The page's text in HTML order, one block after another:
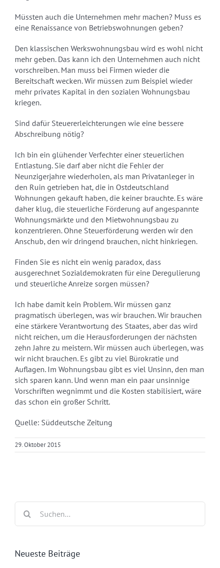
Müssten auch die Unternehmen mehr machen? Muss es
eine Renaissance von Betriebswohnungen geben?
Den klassischen Werkswohnungsbau wird es wohl nicht
mehr geben. Das kann ich den Unternehmen auch nicht
vorschreiben. Man muss bei Firmen wieder die
Bereitschaft wecken. Wir müssen zum Beispiel wieder
mehr privates Kapital in den sozialen Wohnungsbau
kriegen.
Sind dafür Steuererleichterungen wie eine bessere
Abschreibung nötig?
Ich bin ein glühender Verfechter einer steuerlichen
Entlastung. Sie darf aber nicht die Fehler der
Neunzigerjahre wiederholen, als man Privatanleger in
den Ruin getrieben hat, die in Ostdeutschland
Wohnungen gekauft haben, die keiner brauchte. Es wäre
daher klug, die steuerliche Förderung auf angespannte
Wohnungsmärkte und den Mietwohnungsbau zu
konzentrieren. Ohne Steuerförderung werden wir den
Anschub, den wir dringend brauchen, nicht hinkriegen.
Finden Sie es nicht ein wenig paradox, dass
ausgerechnet Sozialdemokraten für eine Deregulierung
und steuerliche Anreize sorgen müssen?
Ich habe damit kein Problem. Wir müssen ganz
pragmatisch überlegen, was wir brauchen. Wir brauchen
eine stärkere Verantwortung des Staates, aber das wird
nicht reichen, um die Herausforderungen der nächsten
zehn Jahre zu meistern. Wir müssen auch überlegen, was
wir nicht brauchen. Es gibt zu viel Bürokratie und
Auflagen. Im Wohnungsbau gibt es viel Unsinn, den man
sich sparen kann. Und wenn man ein paar unsinnige
Vorschriften wegnimmt und die Kosten stabilisiert, wäre
das schon ein großer Schritt.
Quelle: Süddeutsche Zeitung
29. Oktober 2015
nach:
Neueste Beiträge